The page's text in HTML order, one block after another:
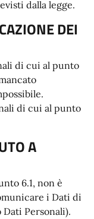
dalla legge.
DEI
di cui al punto
di cui al punto
A
6.1, non è
i Dati di
Personali).